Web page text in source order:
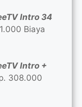
Intro 34
Biaya
Intro +
308.000